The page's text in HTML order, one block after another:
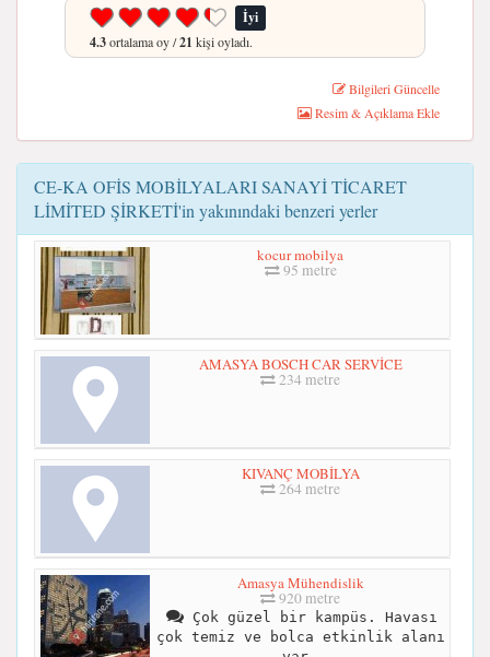
İyi
4.3ortalama oy /21 kişi oyladı.
Bilgileri Güncelle
Resim & Açıklama Ekle
CE-KA OFİS MOBİLYALARI SANAYİ TİCARET
LİMİTED ŞİRKETİ'in yakınındaki benzeri yerler
kocur mobilya
95 metre
AMASYA BOSCH CAR SERVİCE
234 metre
KIVANÇ MOBİLYA
264 metre
Amasya Mühendislik
920 metre
Çok güzel bir kampüs. Havası
çok temiz ve bolca etkinlik alanı